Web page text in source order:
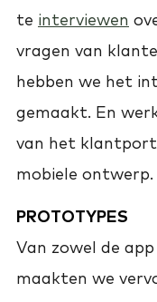
te interviewen
vragen van
hebben we het
gemaakt. En
van het
mobiele ontwerp.
PROTOTYPES
Van zowel de
maakten we